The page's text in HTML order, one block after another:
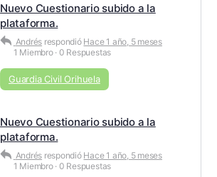
Nuevo Cuestionario subido a la
plataforma.
Andrés respondió Hace 1 año, 5 meses
1 Miembro · 0 Respuestas
Guardia Civil Orihuela
Nuevo Cuestionario subido a la
plataforma.
Andrés respondió Hace 1 año, 5 meses
1 Miembro · 0 Respuestas